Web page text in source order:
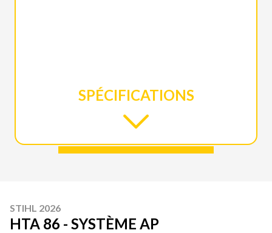
SPÉCIFICATIONS
STIHL 2026
HTA 86 - SYSTÈME AP